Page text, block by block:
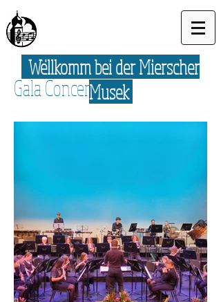
Wëllkomm bei der Mierscher
Musek
Gala Concert 2025